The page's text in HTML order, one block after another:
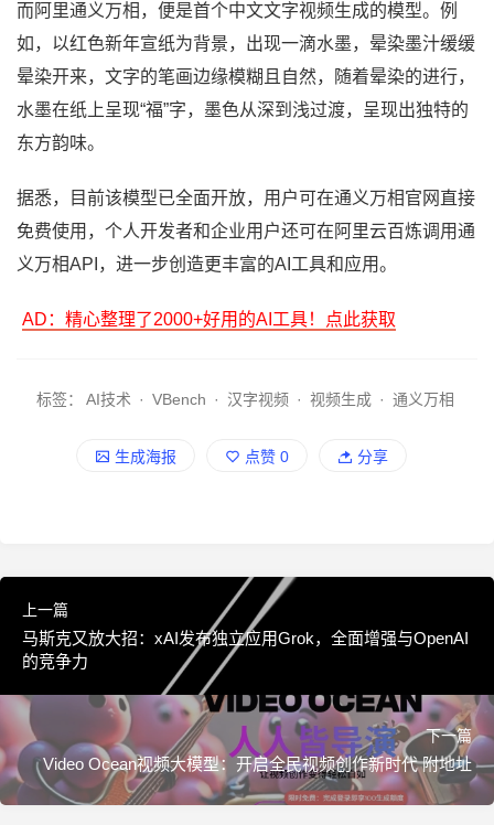
而阿里通义万相，便是首个中文文字视频生成的模型。例
如，以红色新年宣纸为背景，出现一滴水墨，晕染墨汁缓缓
晕染开来，文字的笔画边缘模糊且自然，随着晕染的进行，
水墨在纸上呈现“福”字，墨色从深到浅过渡，呈现出独特的
东方韵味。
据悉，目前该模型已全面开放，用户可在通义万相官网直接
免费使用，个人开发者和企业用户还可在阿里云百炼调用通
义万相API，进一步创造更丰富的AI工具和应用。
AD：精心整理了2000+好用的AI工具！点此获取
标签： AI技术 · VBench · 汉字视频 · 视频生成 · 通义万相
生成海报 点赞 0 分享
上一篇
马斯克又放大招：xAI发布独立应用Grok，全面增强与OpenAI
的竞争力
下一篇
Video Ocean视频大模型：开启全民视频创作新时代 附地址